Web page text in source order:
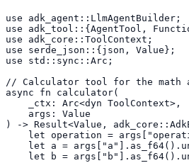
use adk_agent::LlmAgentBuilder;
use adk_tool::{AgentTool,
use adk_core::ToolContext;
use serde_json::{json, Value};
use std::sync::Arc;
// Calculator tool for the math
async fn calculator(
    _ctx: Arc<dyn ToolContext>,
    args: Value
) -> Result<Value,
let operation =
let a =
let b =